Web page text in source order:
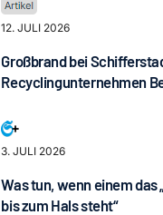
12. JULI 2026
Großbrand bei
Recyclingunternehmen
3. JULI 2026
Was tun, wenn einem das
bis zum Hals steht“